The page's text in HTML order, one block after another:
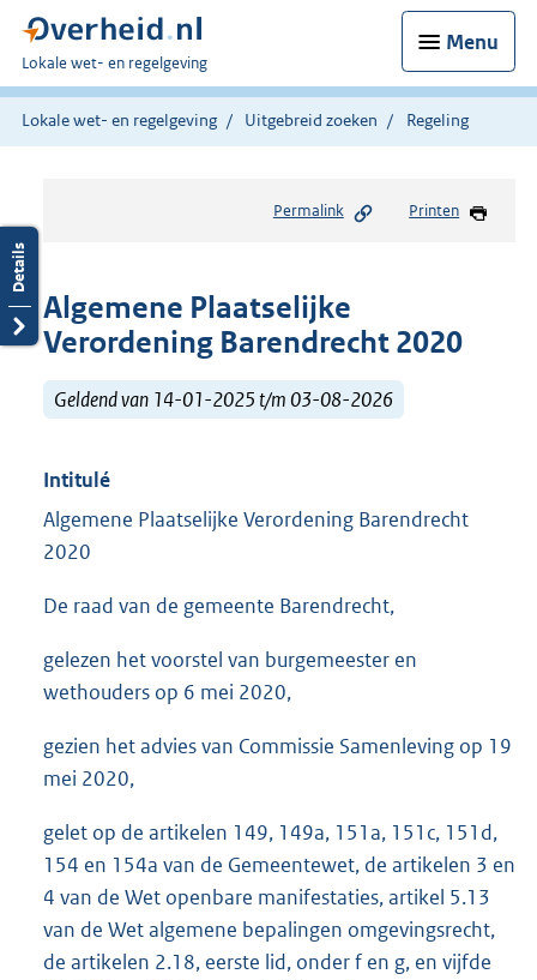
Menu
U
bent
hier:
Lokale wet- en regelgeving
Lokale wet- en regelgeving Uitgebreid zoeken Regeling
Permalink Printen
Algemene Plaatselijke
Verordening Barendrecht 2020
Geldend van 14-01-2025 t/m 03-08-2026
Intitulé
Algemene Plaatselijke Verordening Barendrecht
2020
De raad van de gemeente Barendrecht,
gelezen het voorstel van burgemeester en
wethouders op 6 mei 2020,
gezien het advies van Commissie Samenleving op 19
mei 2020,
gelet op de artikelen 149, 149a, 151a, 151c, 151d,
154 en 154a van de Gemeentewet, de artikelen 3 en
4 van de Wet openbare manifestaties, artikel 5.13
van de Wet algemene bepalingen omgevingsrecht,
de artikelen 2.18, eerste lid, onder f en g, en vijfde